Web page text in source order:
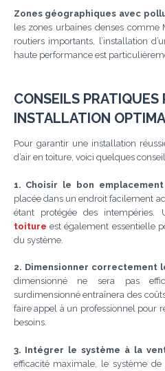
Zones géographiques avec
les zones urbaines denses comme
routiers importants, l’installation
haute performance est
CONSEILS PRATIQUES
INSTALLATION
Pour garantir une installation
d’air en toiture, voici quelques
1. Choisir le bon
placée dans un endroit facilement
étant protégée des intempéries.
toiture est également essentielle
du système.
2. Dimensionner correctement
dimensionné ne sera pas
surdimensionné entraînera des
faire appel à un professionnel pour
besoins.
3. Intégrer le système à la
efficacité maximale, le système